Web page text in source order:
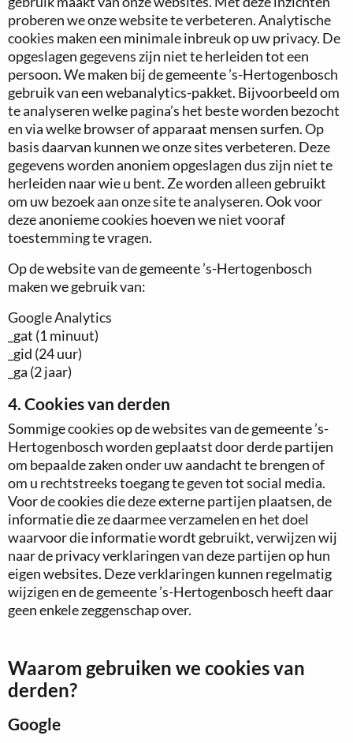
proberen we onze website te verbeteren. Analytische
cookies maken een minimale inbreuk op uw privacy. De
opgeslagen gegevens zijn niet te herleiden tot een
persoon. We maken bij de gemeente ’s-Hertogenbosch
gebruik van een webanalytics-pakket. Bijvoorbeeld om
te analyseren welke pagina’s het beste worden bezocht
en via welke browser of apparaat mensen surfen. Op
basis daarvan kunnen we onze sites verbeteren. Deze
gegevens worden anoniem opgeslagen dus zijn niet te
herleiden naar wie u bent. Ze worden alleen gebruikt
om uw bezoek aan onze site te analyseren. Ook voor
deze anonieme cookies hoeven we niet vooraf
toestemming te vragen.
Op de website van de gemeente ’s-Hertogenbosch
maken we gebruik van:
Google Analytics
_gat (1 minuut)
_gid (24 uur)
_ga (2 jaar)
4. Cookies van derden
Sommige cookies op de websites van de gemeente ’s-
Hertogenbosch worden geplaatst door derde partijen
om bepaalde zaken onder uw aandacht te brengen of
om u rechtstreeks toegang te geven tot social media.
Voor de cookies die deze externe partijen plaatsen, de
informatie die ze daarmee verzamelen en het doel
waarvoor die informatie wordt gebruikt, verwijzen wij
naar de privacy verklaringen van deze partijen op hun
eigen websites. Deze verklaringen kunnen regelmatig
wijzigen en de gemeente ’s-Hertogenbosch heeft daar
geen enkele zeggenschap over.
Waarom gebruiken we cookies van
derden?
Google